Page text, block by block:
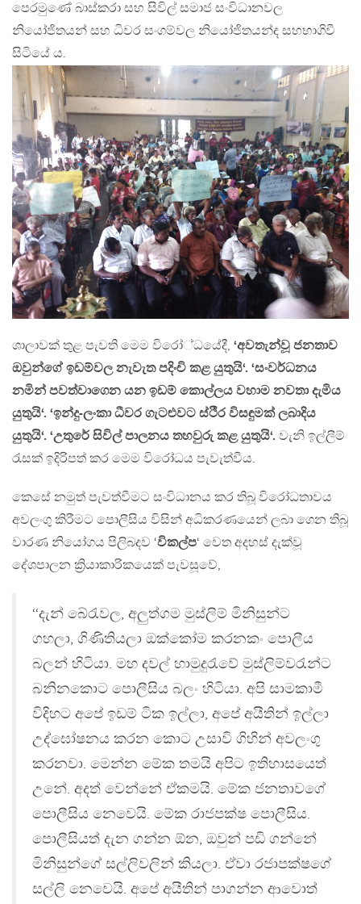
පෙරමුණේ බාස්කරා සහ සිවිල් සමාජ සංවිධානවල
නියෝජිතයන් සහ ධිවර සංගම්වල නියෝජිතයන්ද සහභාගිවී
සිටියේ ය.
ශාලාවක් තුළ පැවති මෙම විරෝ්ධයේදී, ‘අවතැන්වූ ජනතාව
ඔවුන්ගේ ඉඩම්වල නැවැත පදිංචි කළ යුතුයි‘. ‘සංවර්ධනය
නමින් පවත්වාගෙන යන ඉඩම් කොල්ලය වහාම නවතා දැමිය
යුතුයි‘. ‘ඉන්දු-ලංකා ධීවර ගැටළුවට ස්ථීර විසඳුමක් ලබාදිය
යුතුයි‘. ‘උතුරේ සිවිල් පාලනය තහවුරු කළ යුතුයි‘. වැනි ඉල්ලීම්
රැසක් ඉදිරිපත් කර මෙම විරෝධය පැවැත්වීය.
කෙසේ නමුත් පැවත්වීමට සංවිධානය කර තිබූ විරෝධතාවය
අවලංගු කිරීමට පොලීසිය විසින් අධිකරණයෙන් ලබා ගෙන තිබූ
වාරණ නියෝගය පිලිබදව ‘විකල්ප‘ වෙත අදහස් දැක්වූ
දේශපාලන ක්‍රියාකාරිකයෙක් පැවසූවේ,
‘‘දැන් බේරැවල, අලුත්ගම මුස්ලිම් මිනිසුන්ට
ගහලා, ගිණිතියලා ඔක්කෝම කරනකං පොලීය
බලන් හිටියා. මහ දවල් හාමුදුරැවේ මුස්ලිම්වරැන්ට
බනිනකොට පොලීසිය බලං හිටියා. අපි සාමකාමී
විදිහට අපේ ඉඩම් ටික ඉල්ලා, අපේ අයීතින් ඉල්ලා
උද්ඝෝෂනය කරන කොට උසාවි ගිහින් අවලංගු
කරනවා. මෙන්න මේක තමයි අපිට ඉතිහාසයෙත්
උනේ. අදත් වෙන්නේ ඒකමයි. මේක ජනතාවගේ
පොලීසිය නෙවෙයි. මේක රාජපක්ෂ පොලීසිය.
පොලීසියත් දැන ගන්න ඕන, ඔවුන් පඩි ගන්නේ
මිනිසුන්ගේ සල්ලිවලින් කියලා. ඒවා රජාපක්ෂගේ
සල්ලි නෙවෙයි. අපේ අයීතින් පාගන්න ආවොත්